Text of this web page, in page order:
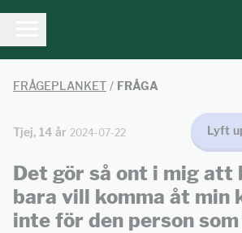
FRÅGEPLANKET / FRÅGA
Tjej, 14 år 2024-07-22 Lyft
Det gör så ont i mig att
bara vill komma åt min
inte för den person